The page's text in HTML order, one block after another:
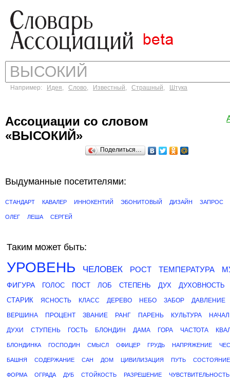
Например: Идея, Слово, Известный, Страшный, Штука
Ассоциации со словом
«ВЫСОКИЙ»
Поделиться…
Выдуманные посетителями:
СТАНДАРТ КАВАЛЕР ИННОКЕНТИЙ ЭБОНИТОВЫЙ ДИЗАЙН ЗАПРОС
ОЛЕГ ЛЕША СЕРГЕЙ
Таким может быть:
УРОВЕНЬ ЧЕЛОВЕК РОСТ ТЕМПЕРАТУРА
ФИГУРА ГОЛОС ПОСТ ЛОБ СТЕПЕНЬ ДУХ
ДУХОВНОСТЬ
СТАРИК
ЯСНОСТЬ КЛАСС ДЕРЕВО НЕБО ЗАБОР ДАВЛЕНИЕ
ВЕРШИНА ПРОЦЕНТ ЗВАНИЕ РАНГ ПАРЕНЬ КУЛЬТУРА
ДУХИ СТУПЕНЬ ГОСТЬ БЛОНДИН ДАМА ГОРА ЧАСТОТА
БЛОНДИНКА ГОСПОДИН СМЫСЛ ОФИЦЕР ГРУДЬ НАПРЯЖЕНИЕ
БАШНЯ СОДЕРЖАНИЕ САН ДОМ ЦИВИЛИЗАЦИЯ ПУТЬ СОСТОЯНИЕ
ФОРМА ОГРАДА ДУБ СТОЙКОСТЬ РАЗРЕШЕНИЕ ЧУВСТВИТЕЛЬНОСТЬ